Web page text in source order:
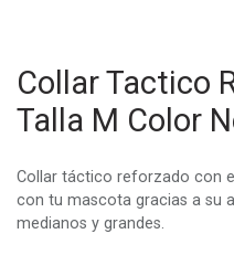
Collar Tactico
Talla M Color
Collar táctico reforzado con
con tu mascota gracias a su
medianos y grandes.